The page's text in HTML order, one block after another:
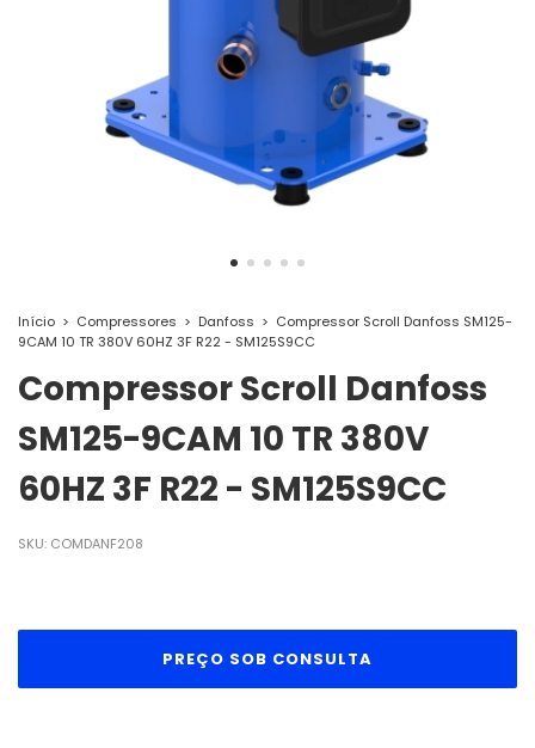
Início > Compressores > Danfoss > Compressor Scroll Danfoss SM125-
9CAM 10 TR 380V 60HZ 3F R22 - SM125S9CC
Compressor Scroll Danfoss
SM125-9CAM 10 TR 380V
60HZ 3F R22 - SM125S9CC
SKU: COMDANF208